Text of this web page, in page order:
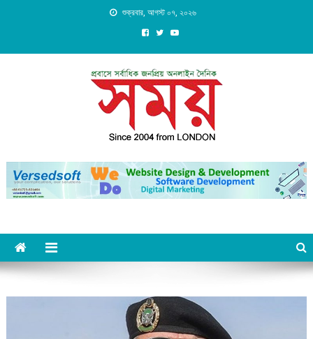
শুক্রবার, আগস্ট ০৭, ২০২৬
Daily Shomoy, Since 2004
from LONDON